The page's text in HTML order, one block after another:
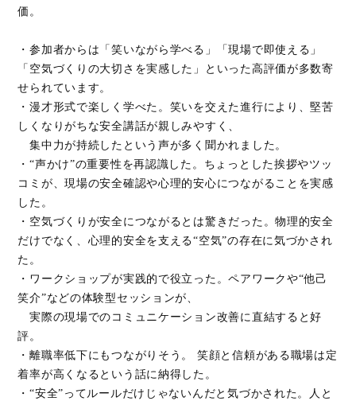
価。
・参加者からは「笑いながら学べる」「現場で即使える」
「空気づくりの大切さを実感した」といった高評価が多数寄
せられています。
・漫才形式で楽しく学べた。笑いを交えた進行により、堅苦
しくなりがちな安全講話が親しみやすく、
集中力が持続したという声が多く聞かれました。
・“声かけ”の重要性を再認識した。ちょっとした挨拶やツッ
コミが、現場の安全確認や心理的安心につながることを実感
した。
・空気づくりが安全につながるとは驚きだった。物理的安全
だけでなく、心理的安全を支える“空気”の存在に気づかされ
た。
・ワークショップが実践的で役立った。ペアワークや“他己
笑介”などの体験型セッションが、
実際の現場でのコミュニケーション改善に直結すると好
評。
・離職率低下にもつながりそう。 笑顔と信頼がある職場は定
着率が高くなるという話に納得した。
・“安全”ってルールだけじゃないんだと気づかされた。人と